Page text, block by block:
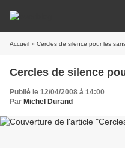
Accueil » Cercles de silence pour les
Cercles de silence
Publié le 12/04/2008 à 14:00
Par Michel Durand